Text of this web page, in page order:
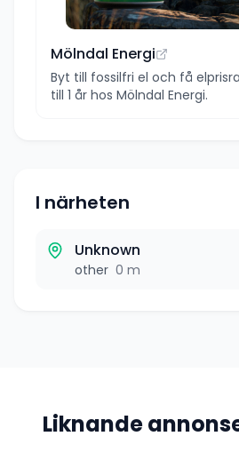
Mölndal Energi
Byt till fossilfri el och få
till 1 år hos Mölndal Energi.
I närheten
Unknown
other 0 m
Liknande